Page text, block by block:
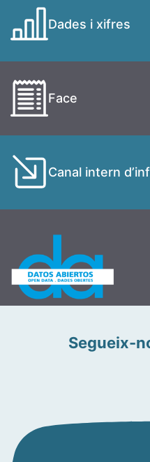
Dades i xifres
Face
Canal intern
Segueix-